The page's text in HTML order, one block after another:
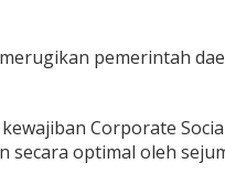
pemerintah
Corporate
secara optimal oleh